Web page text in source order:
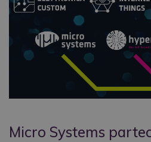
Micro Systems